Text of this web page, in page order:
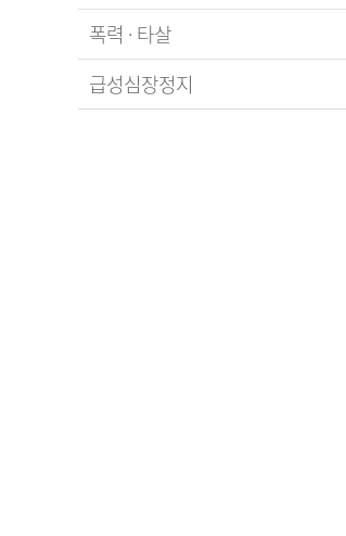
폭력 · 타살
급성심장정지